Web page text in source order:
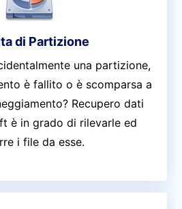
di Partizione
una partizione,
è fallito o è scomparsa a
Recupero dati
è in grado di rilevarle ed
i file da esse.